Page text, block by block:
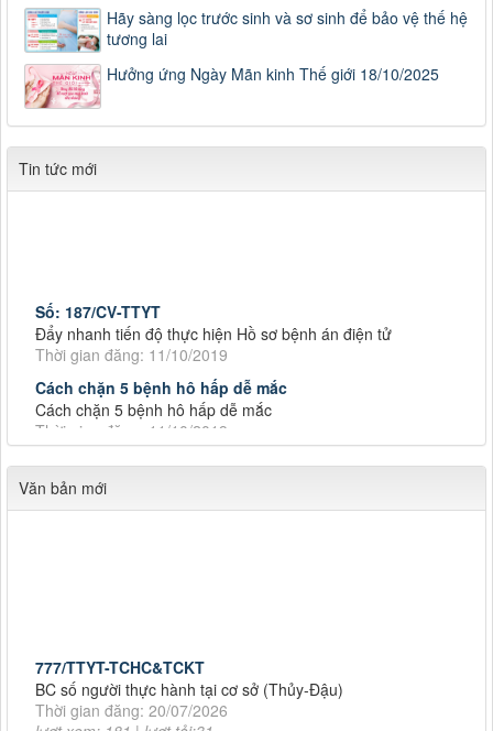
Hãy sàng lọc trước sinh và sơ sinh để bảo vệ thế hệ
tương lai
Hưởng ứng Ngày Mãn kinh Thế giới 18/10/2025
Tin tức mới
Số: 187/CV-TTYT
Đẩy nhanh tiến độ thực hiện Hồ sơ bệnh án điện tử
Thời gian đăng: 11/10/2019
Cách chặn 5 bệnh hô hấp dễ mắc
Cách chặn 5 bệnh hô hấp dễ mắc
Thời gian đăng: 11/10/2019
Tiếp tục tăng cường công tác lãnh, chỉ đạo phòng,
dịch tả lợn châu Phi
Thời gian đăng: 11/10/2019
Cách chặn 5 bệnh hô hấp dễ mắc
Thời gian đăng: 11/10/2019
Tiếp tục tăng cường công tác lãnh, chỉ đạo phòng,
Văn bản mới
777/TTYT-TCHC&TCKT
BC số người thực hành tại cơ sở (Thủy-Đậu)
Thời gian đăng: 20/07/2026
lượt xem: 181 | lượt tải:31